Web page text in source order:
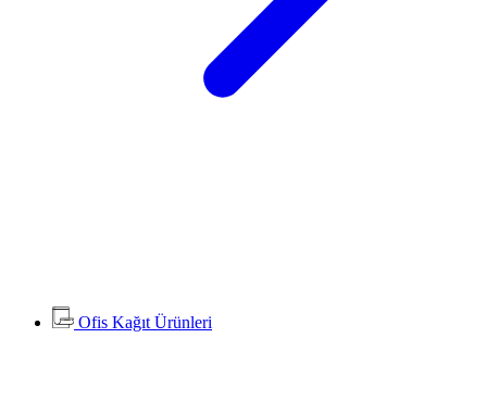
Ofis Kağıt Ürünleri